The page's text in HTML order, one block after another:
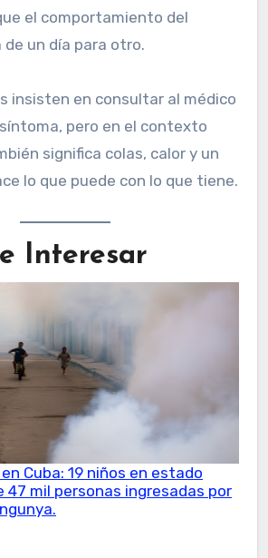
el comportamiento del
de un día para otro.
insisten en consultar al médico
pero en el contexto
significa colas, calor y un
lo que puede con lo que tiene.
Interesar
Cuba: 19 niños en estado
47 mil personas ingresadas por